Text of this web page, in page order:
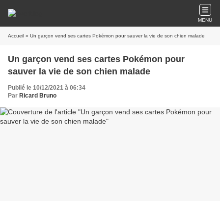
MENU
Accueil » Un garçon vend ses cartes Pokémon pour sauver la vie de son chien malade
Un garçon vend ses cartes Pokémon pour
sauver la vie de son chien malade
Publié le 10/12/2021 à 06:34
Par Ricard Bruno